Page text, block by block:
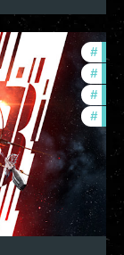
#
#
#
#